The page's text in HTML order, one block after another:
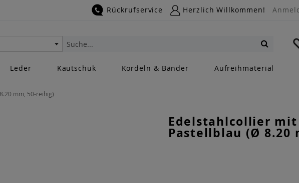
Rückrufservice Herzlich Willkommen!
Suche
Leder Kautschuk Kordeln & Bänder Aufreihmaterial
mm, 50-reihig)
Edelstahlcollier
Pastellblau (Ø 8.20